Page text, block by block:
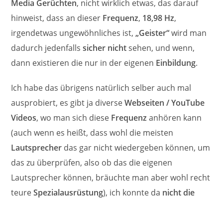
Media Gerüchten, nicht wirklich etwas, das darauf
hinweist, dass an dieser Frequenz, 18,98 Hz,
irgendetwas ungewöhnliches ist,„Geister“wird man
dadurch jedenfallssicher nichtsehen, und wenn,
dann existieren die nur in der eigenen Einbildung.
Ich habe das übrigens natürlich selber auch mal
ausprobiert, es gibt ja diverseWebseiten / YouTube
Videos, wo man sich diese Frequenz anhören kann
(auch wenn es heißt, dass wohl die meisten
Lautsprecher das gar nicht wiedergeben können, um
das zu überprüfen, also ob das die eigenen
Lautsprecher können, bräuchte man aber wohl recht
teureSpezialausrüstung), ich konnte da nicht die